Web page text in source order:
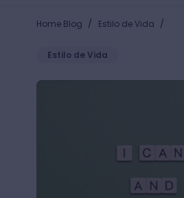
Home Blog / Estilo de Vida /
Estilo de Vida
¿Cómo cumplir tus